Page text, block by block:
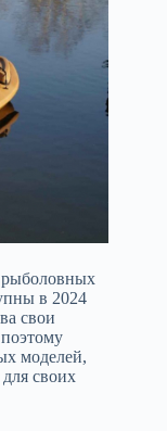
рыболовных
в 2024
свои
моделей,
своих